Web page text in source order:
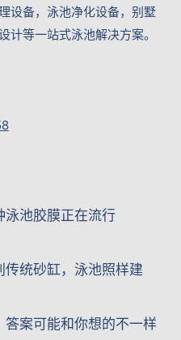
设备，泳池净化设备，别墅
计等一站式泳池解决方案。
泳池胶膜正在流行
统砂缸，泳池照样建
案可能和你想的不一样